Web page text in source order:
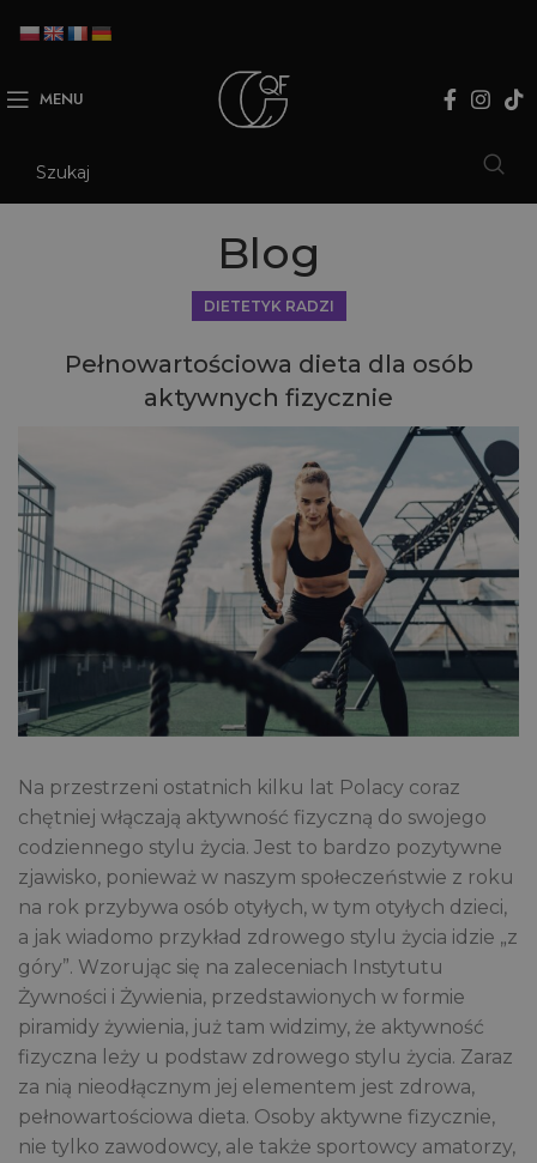
MENU
Blog
DIETETYK RADZI
Pełnowartościowa dieta dla osób
aktywnych fizycznie
Na przestrzeni ostatnich kilku lat Polacy coraz
chętniej włączają aktywność fizyczną do swojego
codziennego stylu życia. Jest to bardzo pozytywne
zjawisko, ponieważ w naszym społeczeństwie z roku
na rok przybywa osób otyłych, w tym otyłych dzieci,
a jak wiadomo przykład zdrowego stylu życia idzie „z
góry”. Wzorując się na zaleceniach Instytutu
Żywności i Żywienia, przedstawionych w formie
piramidy żywienia, już tam widzimy, że aktywność
fizyczna leży u podstaw zdrowego stylu życia. Zaraz
za nią nieodłącznym jej elementem jest zdrowa,
pełnowartościowa dieta. Osoby aktywne fizycznie,
nie tylko zawodowcy, ale także sportowcy amatorzy,